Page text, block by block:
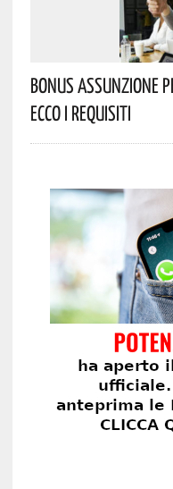
Bonus Assunzione
Ecco I Requisiti